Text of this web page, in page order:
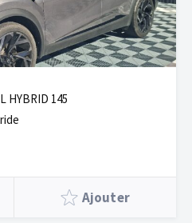
HYBRID 145
Ajouter